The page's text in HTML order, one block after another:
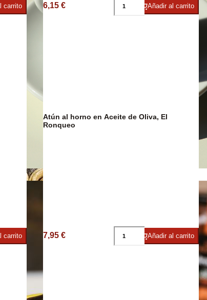
carrito 6,15 € Añadir al carrito
carrito
Atún al horno en Aceite de Oliva, El
Ronqueo
7,95 € Añadir al carrito